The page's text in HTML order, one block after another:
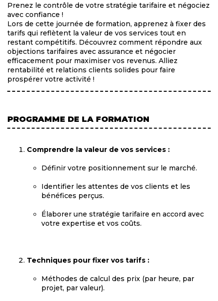
Prenez le contrôle de votre stratégie tarifaire et négociez
avec confiance !
Lors de cette journée de formation, apprenez à fixer des
tarifs qui reflètent la valeur de vos services tout en
restant compétitifs. Découvrez comment répondre aux
objections tarifaires avec assurance et négocier
efficacement pour maximiser vos revenus. Alliez
rentabilité et relations clients solides pour faire
prospérer votre activité !
PROGRAMME DE LA FORMATION
Comprendre la valeur de vos services :
Définir votre positionnement sur le marché.
Identifier les attentes de vos clients et les
bénéfices perçus.
Élaborer une stratégie tarifaire en accord avec
votre expertise et vos coûts.
Techniques pour fixer vos tarifs :
Méthodes de calcul des prix (par heure, par
projet, par valeur).